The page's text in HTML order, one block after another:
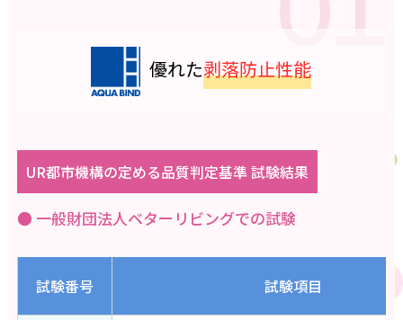
優れた剥落防止性能
UR都市機構の定める品質判定基準 試験結果
● 一般財団法人ベターリビングでの試験
試験番号 試験項目